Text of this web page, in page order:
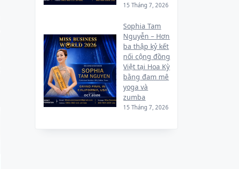
15 Tháng 7, 2026
Sophia Tam
Nguyễn – Hơn
ba thập kỷ kết
nối cộng đồng
Việt tại Hoa Kỳ
bằng đam mê
yoga và
zumba
15 Tháng 7, 2026